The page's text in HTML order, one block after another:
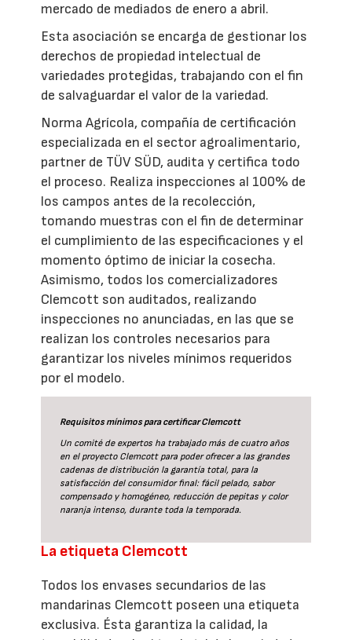
mercado de mediados de enero a abril.
Esta asociación se encarga de gestionar los
derechos de propiedad intelectual de
variedades protegidas, trabajando con el fin
de salvaguardar el valor de la variedad.
Norma Agrícola, compañía de certificación
especializada en el sector agroalimentario,
partner de TÜV SÜD, audita y certifica todo
el proceso. Realiza inspecciones al 100% de
los campos antes de la recolección,
tomando muestras con el fin de determinar
el cumplimiento de las especificaciones y el
momento óptimo de iniciar la cosecha.
Asimismo, todos los comercializadores
Clemcott son auditados, realizando
inspecciones no anunciadas, en las que se
realizan los controles necesarios para
garantizar los niveles mínimos requeridos
por el modelo.
Requisitos mínimos para certificar Clemcott
Un comité de expertos ha trabajado más de cuatro años
en el proyecto Clemcott para poder ofrecer a las grandes
cadenas de distribución la garantía total, para la
satisfacción del consumidor final: fácil pelado, sabor
compensado y homogéneo, reducción de pepitas y color
naranja intenso, durante toda la temporada.
La etiqueta Clemcott
Todos los envases secundarios de las
mandarinas Clemcott poseen una etiqueta
exclusiva. Ésta garantiza la calidad, la